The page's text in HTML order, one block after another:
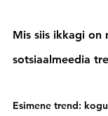
Mis siis ikkagi on
sotsiaalmeedia
Esimene trend: